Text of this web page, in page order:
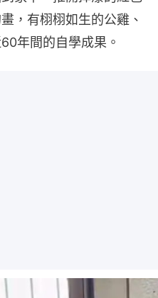
，有栩栩如生的公雞、
年間的自學成果。